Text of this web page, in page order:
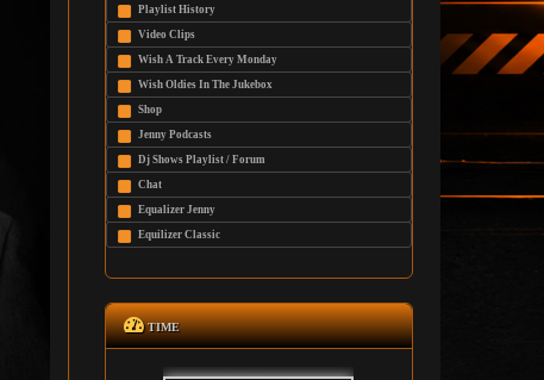
Playlist History
Video Clips
Wish A Track Every Monday
Wish Oldies In The Jukebox
Shop
Jenny Podcasts
Dj Shows Playlist / Forum
Chat
Equalizer Jenny
Equilizer Classic
TIME